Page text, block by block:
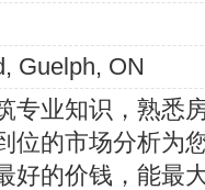
Guelph, ON
专业知识，熟悉
位的市场分析为
好的价钱，能最